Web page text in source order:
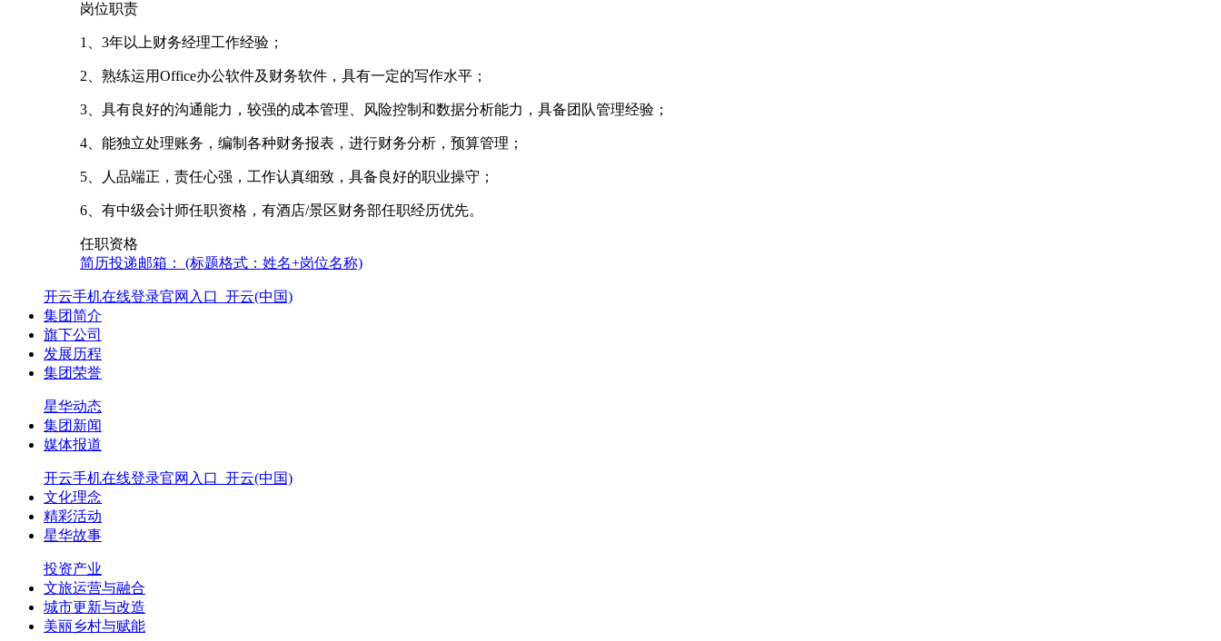
岗位职责
1、3年以上财务经理工作经验；
2、熟练运用Office办公软件及财务软件，具有一定的写作水平；
3、具有良好的沟通能力，较强的成本管理、风险控制和数据分析能力，具备团队管理经验；
4、能独立处理账务，编制各种财务报表，进行财务分析，预算管理；
5、人品端正，责任心强，工作认真细致，具备良好的职业操守；
6、有中级会计师任职资格，有酒店/景区财务部任职经历优先。
任职资格
简历投递邮箱： (标题格式：姓名+岗位名称)
开云手机在线登录官网入口_开云(中国)
集团简介
旗下公司
发展历程
集团荣誉
星华动态
集团新闻
媒体报道
开云手机在线登录官网入口_开云(中国)
文化理念
精彩活动
星华故事
投资产业
文旅运营与融合
城市更新与改造
美丽乡村与赋能